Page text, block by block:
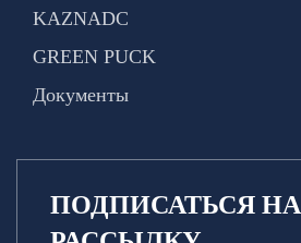
KAZNADC
GREEN PUCK
Документы
ПОДПИСАТЬСЯ НА